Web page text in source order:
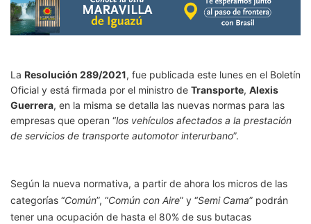
La Resolución 289/2021, fue publicada este lunes en el Boletín
Oficial y está firmada por el ministro de Transporte, Alexis
Guerrera, en la misma se detalla las nuevas normas para las
empresas que operan “los vehículos afectados a la prestación
de servicios de transporte automotor interurbano”.
Según la nueva normativa, a partir de ahora los micros de las
categorías “Común”, “Común con Aire” y “Semi Cama” podrán
tener una ocupación de hasta el 80% de sus butacas